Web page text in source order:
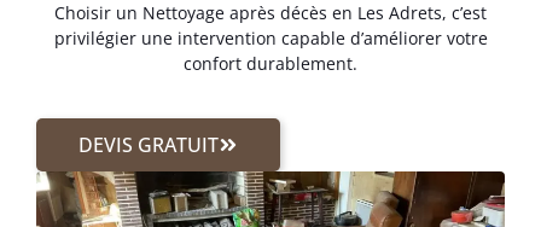
Choisir un Nettoyage après décès en Les Adrets, c’est
privilégier une intervention capable d’améliorer votre
confort durablement.
DEVIS GRATUIT